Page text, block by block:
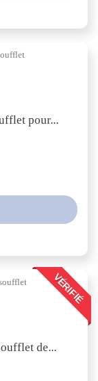
pour...
VÉRIFIÉ
de...